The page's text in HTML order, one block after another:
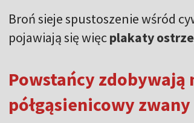
Broń sieje spustoszenie wśród
pojawiają się więcplakaty
Powstańcy
półgąsienicowy